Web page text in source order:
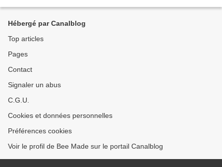
Hébergé par Canalblog
Top articles
Pages
Contact
Signaler un abus
C.G.U.
Cookies et données personnelles
Préférences cookies
Voir le profil de Bee Made sur le portail Canalblog